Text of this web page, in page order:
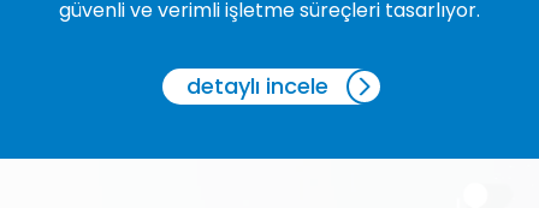
güvenli ve verimli işletme süreçleri tasarlıyor.
detaylı incele